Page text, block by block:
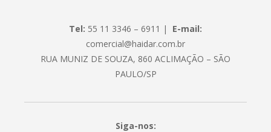
Tel: 55 11 3346 – 6911 | E-mail:
comercial@haidar.com.br
RUA MUNIZ DE SOUZA, 860 ACLIMAÇÃO – SÃO
PAULO/SP
Siga-nos: